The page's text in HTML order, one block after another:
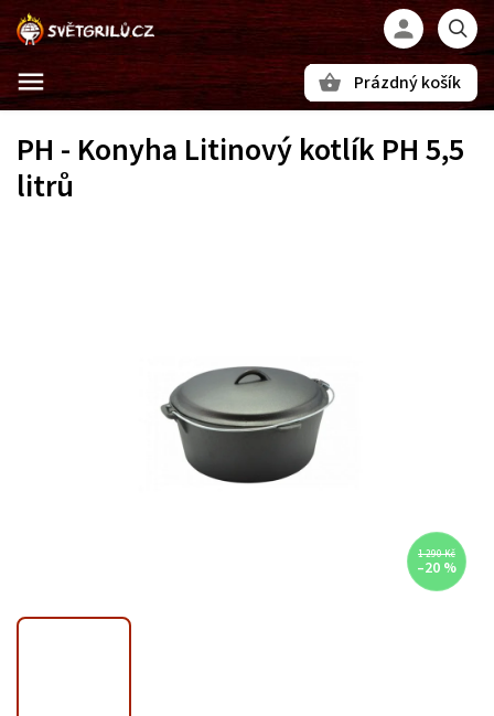
Prázdný košík
PH - Konyha Litinový kotlík PH 5,5
litrů
1 290 Kč
–20 %